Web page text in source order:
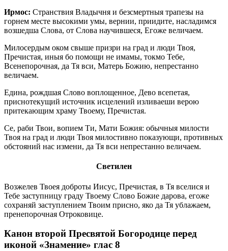
Ирмос: Странствия Владычня и безсмертныя трапезы на
горнем месте высокими умы, вернии, приидите, насладимся
возшедша Слова, от Слова научившеся, Егоже величаем.
Милосердым оком свыше призри на град и люди Твоя,
Пречистая, иныя бо помощи не имамы, токмо Тебе,
Всенепорочная, да Тя вси, Матерь Божию, непрестанно
величаем.
Едина, рождшая Слово воплощенное, Дево всепетая,
приснотекущий источник исцелений изливаеши верою
притекающим храму Твоему, Пречистая.
Се, раби Твои, вопием Ти, Мати Божия: обычныя милости
Твоя на град и люди Твоя милостивно показующи, противных
обстояний нас измени, да Тя вси непрестанно величаем.
Светилен
Возжелев Твоея доброты Иисус, Пречистая, в Тя вселися и
Тебе заступницу граду Твоему Слово Божие дарова, егоже
сохраняй заступлением Твоим присно, яко да Тя ублажаем,
пренепорочная Отроковице.
Канон второй Пресвятой Богородице перед
иконой «Знамение» глас 8